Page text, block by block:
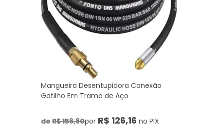
Mangueira Desentupidora Conexão
Gatilho Em Trama de Aço
de R$ 156,80por R$ 126,16 no PIX